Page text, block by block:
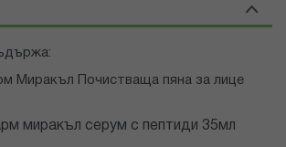
Миракъл Почистваща пяна за лице
миракъл серум с пептиди 35мл